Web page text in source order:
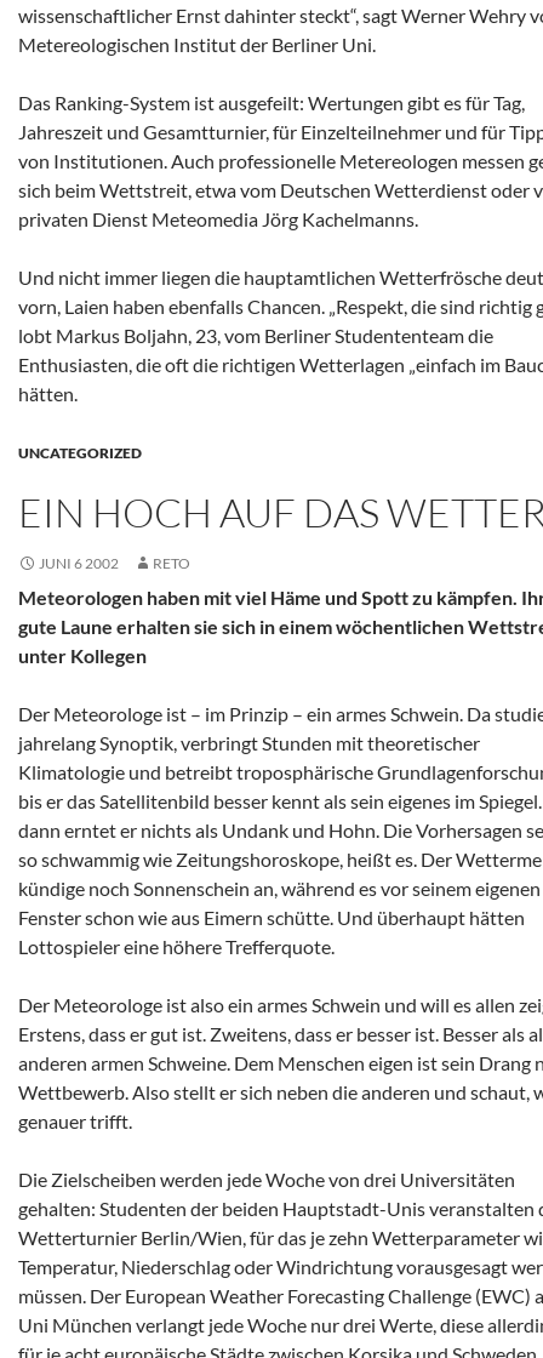
wissenschaftlicher Ernst dahinter steckt“, sagt Werner Wehry
Metereologischen Institut der Berliner Uni.
Das Ranking-System ist ausgefeilt: Wertungen gibt es für Tag,
Jahreszeit und Gesamtturnier, für Einzelteilnehmer und für
von Institutionen. Auch professionelle Metereologen messen
sich beim Wettstreit, etwa vom Deutschen Wetterdienst oder
privaten Dienst Meteomedia Jörg Kachelmanns.
Und nicht immer liegen die hauptamtlichen Wetterfrösche
vorn, Laien haben ebenfalls Chancen. „Respekt, die sind richtig
lobt Markus Boljahn, 23, vom Berliner Studententeam die
Enthusiasten, die oft die richtigen Wetterlagen „einfach im
hätten.
UNCATEGORIZED
EIN HOCH AUF DAS
JUNI 6 2002 RETO
Meteorologen haben mit viel Häme und Spott zu kämpfen.
gute Laune erhalten sie sich in einem wöchentlichen
unter Kollegen
Der Meteorologe ist – im Prinzip – ein armes Schwein. Da
jahrelang Synoptik, verbringt Stunden mit theoretischer
Klimatologie und betreibt troposphärische
bis er das Satellitenbild besser kennt als sein eigenes im
dann erntet er nichts als Undank und Hohn. Die Vorhersagen
so schwammig wie Zeitungshoroskope, heißt es. Der
kündige noch Sonnenschein an, während es vor seinem eigenen
Fenster schon wie aus Eimern schütte. Und überhaupt hätten
Lottospieler eine höhere Trefferquote.
Der Meteorologe ist also ein armes Schwein und will es allen
Erstens, dass er gut ist. Zweitens, dass er besser ist. Besser als
anderen armen Schweine. Dem Menschen eigen ist sein Drang
Wettbewerb. Also stellt er sich neben die anderen und schaut,
genauer trifft.
Die Zielscheiben werden jede Woche von drei Universitäten
gehalten: Studenten der beiden Hauptstadt-Unis veranstalten
Wetterturnier Berlin/Wien, für das je zehn Wetterparameter
Temperatur, Niederschlag oder Windrichtung vorausgesagt
müssen. Der European Weather Forecasting Challenge (EWC)
Uni München verlangt jede Woche nur drei Werte, diese